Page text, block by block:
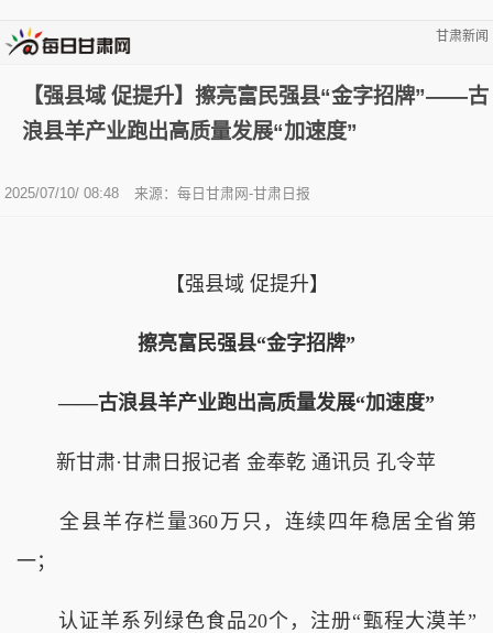
甘肃新闻
【强县域 促提升】擦亮富民强县“金字招牌”——古
浪县羊产业跑出高质量发展“加速度”
2025/07/10/ 08:48 来源：每日甘肃网-甘肃日报
【强县域 促提升】
擦亮富民强县“金字招牌”
——古浪县羊产业跑出高质量发展“加速度”
新甘肃·甘肃日报记者 金奉乾 通讯员 孔令苹
全县羊存栏量360万只，连续四年稳居全省第
一；
认证羊系列绿色食品20个，注册“甄程大漠羊”